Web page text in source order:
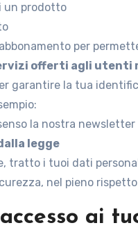
un prodotto
per
offerti agli utenti
garantire la tua
la nostra newsletter
legge
tratto i tuoi dati
nel pieno
ai